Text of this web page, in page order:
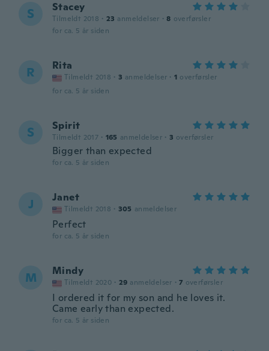
S Stacey
Tilmeldt 2018 · 23 anmeldelser · 8 overførsler
for ca. 5 år siden
R Rita
Tilmeldt 2018 · 3 anmeldelser · 1 overførsler
for ca. 5 år siden
S Spirit
Tilmeldt 2017 · 165 anmeldelser · 3 overførsler
Bigger than expected
for ca. 5 år siden
J Janet
Tilmeldt 2018 · 305 anmeldelser
Perfect
for ca. 5 år siden
M Mindy
Tilmeldt 2020 · 29 anmeldelser · 7 overførsler
I ordered it for my son and he loves it.
Came early than expected.
for ca. 5 år siden